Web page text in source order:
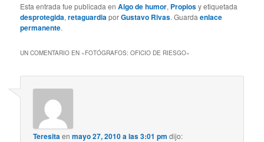
Esta entrada fue publicada enAlgo de humor, Propiosy etiquetada
desprotegida,retaguardiaporGustavo Rivas. Guardaenlace
permanente.
UN COMENTARIO EN «FOTÓGRAFOS: OFICIO DE RIESGO»
Teresitaenmayo 27, 2010 a las 3:01 pm dijo: